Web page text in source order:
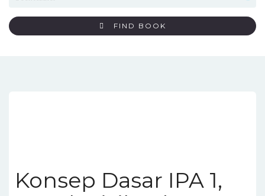
FIND BOOK
Konsep Dasar IPA 1,